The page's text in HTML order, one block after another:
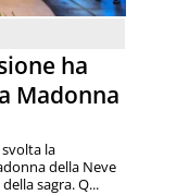
ha
Madonna
la
della Neve
sagra. Q...